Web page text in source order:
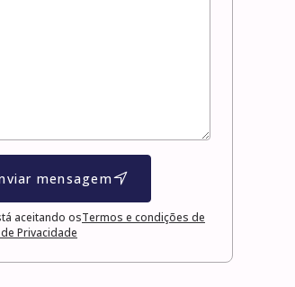
mensagem
aceitando osTermos e condições de
Privacidade